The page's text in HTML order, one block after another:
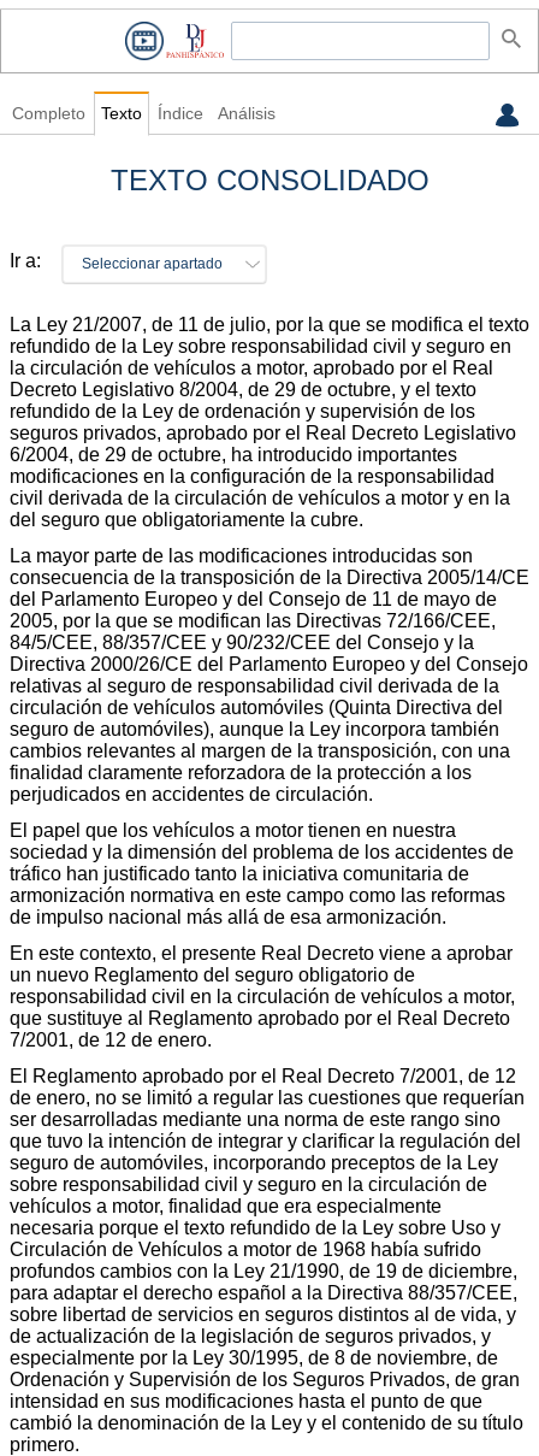
Completo Texto Índice Análisis
TEXTO CONSOLIDADO
Ir a: Seleccionar apartado
La Ley 21/2007, de 11 de julio, por la que se modifica el texto
refundido de la Ley sobre responsabilidad civil y seguro en
la circulación de vehículos a motor, aprobado por el Real
Decreto Legislativo 8/2004, de 29 de octubre, y el texto
refundido de la Ley de ordenación y supervisión de los
seguros privados, aprobado por el Real Decreto Legislativo
6/2004, de 29 de octubre, ha introducido importantes
modificaciones en la configuración de la responsabilidad
civil derivada de la circulación de vehículos a motor y en la
del seguro que obligatoriamente la cubre.
La mayor parte de las modificaciones introducidas son
consecuencia de la transposición de la Directiva 2005/14/CE
del Parlamento Europeo y del Consejo de 11 de mayo de
2005, por la que se modifican las Directivas 72/166/CEE,
84/5/CEE, 88/357/CEE y 90/232/CEE del Consejo y la
Directiva 2000/26/CE del Parlamento Europeo y del Consejo
relativas al seguro de responsabilidad civil derivada de la
circulación de vehículos automóviles (Quinta Directiva del
seguro de automóviles), aunque la Ley incorpora también
cambios relevantes al margen de la transposición, con una
finalidad claramente reforzadora de la protección a los
perjudicados en accidentes de circulación.
El papel que los vehículos a motor tienen en nuestra
sociedad y la dimensión del problema de los accidentes de
tráfico han justificado tanto la iniciativa comunitaria de
armonización normativa en este campo como las reformas
de impulso nacional más allá de esa armonización.
En este contexto, el presente Real Decreto viene a aprobar
un nuevo Reglamento del seguro obligatorio de
responsabilidad civil en la circulación de vehículos a motor,
que sustituye al Reglamento aprobado por el Real Decreto
7/2001, de 12 de enero.
El Reglamento aprobado por el Real Decreto 7/2001, de 12
de enero, no se limitó a regular las cuestiones que requerían
ser desarrolladas mediante una norma de este rango sino
que tuvo la intención de integrar y clarificar la regulación del
seguro de automóviles, incorporando preceptos de la Ley
sobre responsabilidad civil y seguro en la circulación de
vehículos a motor, finalidad que era especialmente
necesaria porque el texto refundido de la Ley sobre Uso y
Circulación de Vehículos a motor de 1968 había sufrido
profundos cambios con la Ley 21/1990, de 19 de diciembre,
para adaptar el derecho español a la Directiva 88/357/CEE,
sobre libertad de servicios en seguros distintos al de vida, y
de actualización de la legislación de seguros privados, y
especialmente por la Ley 30/1995, de 8 de noviembre, de
Ordenación y Supervisión de los Seguros Privados, de gran
intensidad en sus modificaciones hasta el punto de que
cambió la denominación de la Ley y el contenido de su título
primero.